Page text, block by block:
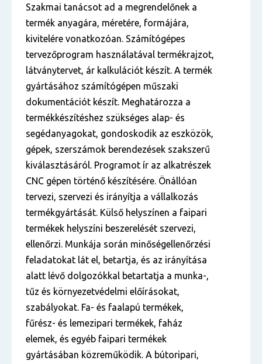
Szakmai tanácsot ad a megrendelőnek a
termék anyagára, méretére, formájára,
kivitelére vonatkozóan. Számítógépes
tervezőprogram használatával termékrajzot,
látványtervet, ár kalkulációt készít. A termék
gyártásához számítógépen műszaki
dokumentációt készít. Meghatározza a
termékkészítéshez szükséges alap- és
segédanyagokat, gondoskodik az eszközök,
gépek, szerszámok berendezések szakszerű
kiválasztásáról. Programot ír az alkatrészek
CNC gépen történő készítésére. Önállóan
tervezi, szervezi és irányítja a vállalkozás
termékgyártását. Külső helyszínen a faipari
termékek helyszíni beszerelését szervezi,
ellenőrzi. Munkája során minőségellenőrzési
feladatokat lát el, betartja, és az irányítása
alatt lévő dolgozókkal betartatja a munka-,
tűz és környezetvédelmi előírásokat,
szabályokat. Fa- és faalapú termékek,
fűrész- és lemezipari termékek, faház
elemek, és egyéb faipari termékek
gyártásában közreműködik. A bútoripari,